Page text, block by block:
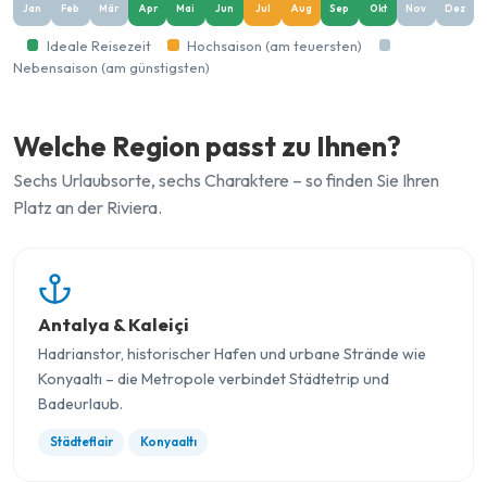
Jan Feb Mär Apr Mai Jun Jul Aug Sep Okt Nov Dez
Ideale Reisezeit
Hochsaison (am teuersten)
Nebensaison (am günstigsten)
Welche Region passt zu Ihnen?
Sechs Urlaubsorte, sechs Charaktere – so finden Sie Ihren
Platz an der Riviera.
Antalya & Kaleiçi
Hadrianstor, historischer Hafen und urbane Strände wie
Konyaaltı – die Metropole verbindet Städtetrip und
Badeurlaub.
Städteflair Konyaaltı